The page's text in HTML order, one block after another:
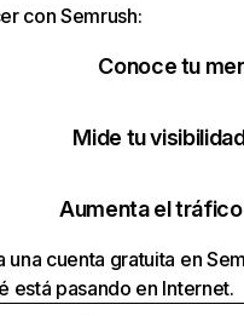
con Semrush:
Conoce tu
Mide tu
Aumenta el
una cuenta gratuita en
está pasando en Internet.